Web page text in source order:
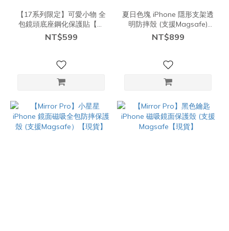
【17系列限定】可愛小物 全
包鏡頭底座鋼化保護貼【現
貨】
NT$599
夏日色塊 iPhone 隱形支架透
明防摔殼 (支援Magsafe)
【現貨】
NT$899